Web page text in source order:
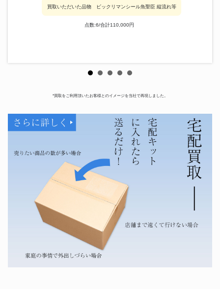
買取いただいた品物 ビックリマンシール魚聖臣 縦流れ等
点数:6/合計110,000円
*買取をご利用頂いたお客様とのイメージを当社で再現しました。